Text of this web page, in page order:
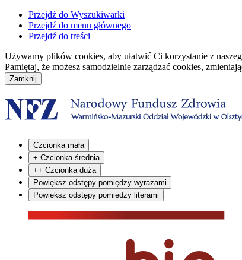
Przejdź do Wyszukiwarki
Przejdź do menu głównego
Przejdź do treści
Używamy plików cookies, aby ułatwić Ci korzystanie z
Pamiętaj, że możesz samodzielnie zarządzać cookies,
Czcionka mała
+ Czcionka średnia
++ Czcionka duża
Powiększ odstępy pomiędzy wyrazami
Powiększ odstępy pomiędzy literami